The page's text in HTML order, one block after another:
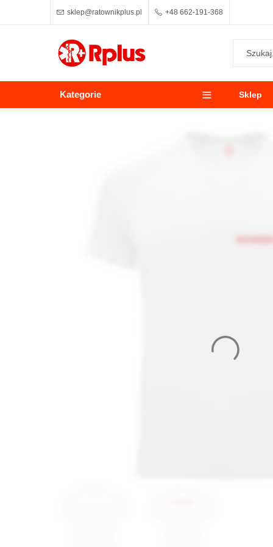
sklep@ratownikplus.pl +48 662-191-368
Kategorie Sklep